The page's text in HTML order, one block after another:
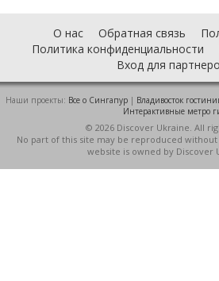
О нас Обратная связь
Политика конфиденциальности
Вход для
Наши проекты: Все о Cингапур | Владивосток
Интерактивные метро
© 2026 Discover Ukraine. All
No part of this site may be reproduced
website is owned by Discover